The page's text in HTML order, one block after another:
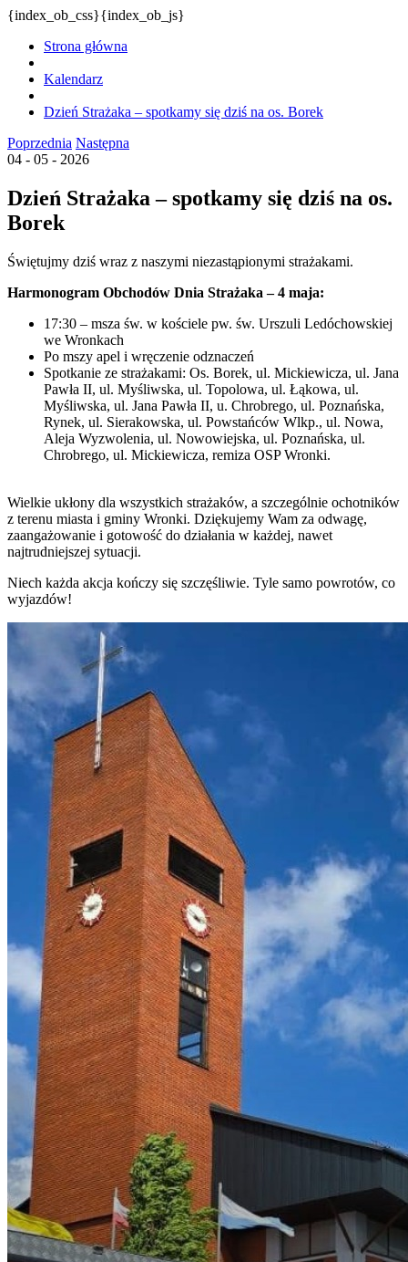
{index_ob_css}{index_ob_js}
Strona główna
Kalendarz
Dzień Strażaka – spotkamy się dziś na os. Borek
Poprzednia Następna
04 - 05 - 2026
Dzień Strażaka – spotkamy się dziś na os.
Borek
Świętujmy dziś wraz z naszymi niezastąpionymi strażakami.
Harmonogram Obchodów Dnia Strażaka – 4 maja:
17:30 – msza św. w kościele pw. św. Urszuli Ledóchowskiej
we Wronkach
Po mszy apel i wręczenie odznaczeń
Spotkanie ze strażakami: Os. Borek, ul. Mickiewicza, ul. Jana
Pawła II, ul. Myśliwska, ul. Topolowa, ul. Łąkowa, ul.
Myśliwska, ul. Jana Pawła II, u. Chrobrego, ul. Poznańska,
Rynek, ul. Sierakowska, ul. Powstańców Wlkp., ul. Nowa,
Aleja Wyzwolenia, ul. Nowowiejska, ul. Poznańska, ul.
Chrobrego, ul. Mickiewicza, remiza OSP Wronki.
Wielkie ukłony dla wszystkich strażaków, a szczególnie ochotników
z terenu miasta i gminy Wronki. Dziękujemy Wam za odwagę,
zaangażowanie i gotowość do działania w każdej, nawet
najtrudniejszej sytuacji.
Niech każda akcja kończy się szczęśliwie. Tyle samo powrotów, co
wyjazdów!